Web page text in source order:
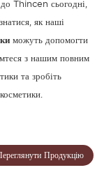
до Thincen сьогодні,
як наші
можуть допомогти
з нашим повним
та зробіть
Продукцію